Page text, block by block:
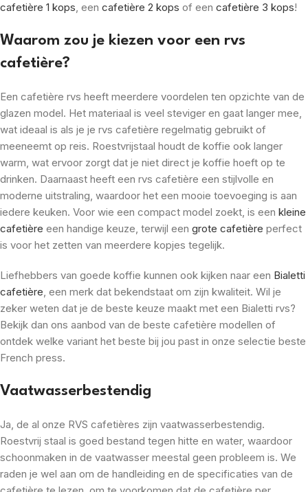
cafetière 1 kops, een cafetière 2 kops of een cafetière 3 kops!
Waarom zou je kiezen voor een rvs
cafetière?
Een cafetière rvs heeft meerdere voordelen ten opzichte van de
glazen model. Het materiaal is veel steviger en gaat langer mee,
wat ideaal is als je je rvs cafetière regelmatig gebruikt of
meeneemt op reis. Roestvrijstaal houdt de koffie ook langer
warm, wat ervoor zorgt dat je niet direct je koffie hoeft op te
drinken. Daarnaast heeft een rvs cafetière een stijlvolle en
moderne uitstraling, waardoor het een mooie toevoeging is aan
iedere keuken. Voor wie een compact model zoekt, is een kleine
cafetière een handige keuze, terwijl een grote cafetière perfect
is voor het zetten van meerdere kopjes tegelijk.
Liefhebbers van goede koffie kunnen ook kijken naar een Bialetti
cafetière, een merk dat bekendstaat om zijn kwaliteit. Wil je
zeker weten dat je de beste keuze maakt met een Bialetti rvs?
Bekijk dan ons aanbod van de beste cafetière modellen of
ontdek welke variant het beste bij jou past in onze selectie beste
French press.
Vaatwasserbestendig
Ja, de al onze RVS cafetières zijn vaatwasserbestendig.
Roestvrij staal is goed bestand tegen hitte en water, waardoor
schoonmaken in de vaatwasser meestal geen probleem is. We
raden je wel aan om de handleiding en de specificaties van de